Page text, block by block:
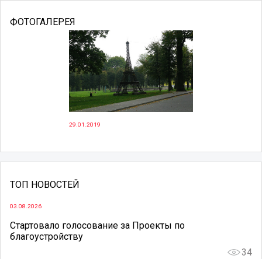
ФОТОГАЛЕРЕЯ
29.01.2019
ТОП НОВОСТЕЙ
03.08.2026
Стартовало голосование за Проекты по
благоустройству
34